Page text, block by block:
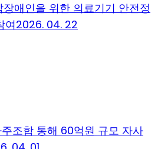
장애인을 위한 의료기기 안전정
여2026. 04. 22
조합 통해 60억원 규모 자사